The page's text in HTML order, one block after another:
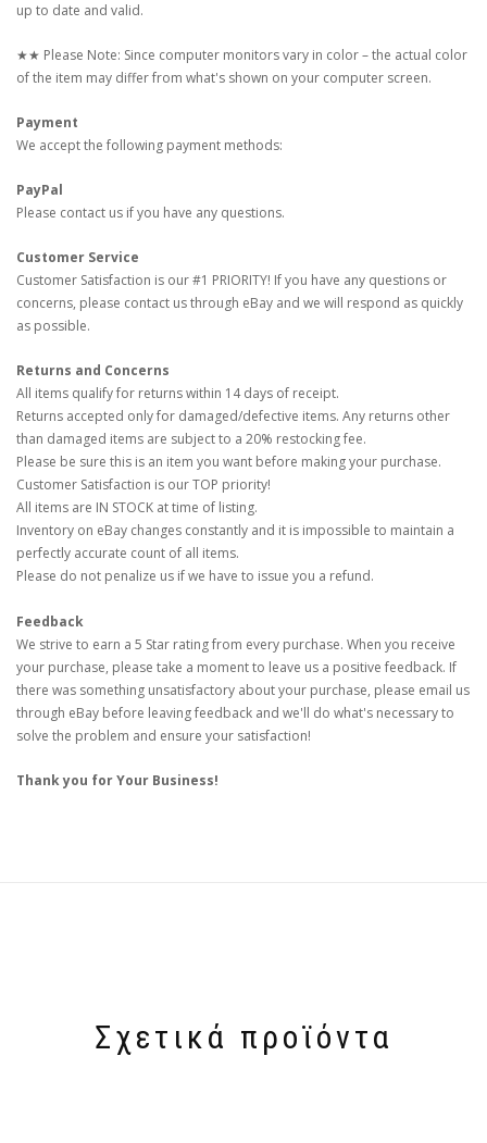
up to date and valid.
★★ Please Note: Since computer monitors vary in color – the actual color
of the item may differ from what's shown on your computer screen.
Payment
We accept the following payment methods:
PayPal
Please contact us if you have any questions.
Customer Service
Customer Satisfaction is our #1 PRIORITY! If you have any questions or
concerns, please contact us through eBay and we will respond as quickly
as possible.
Returns and Concerns
All items qualify for returns within 14 days of receipt.
Returns accepted only for damaged/defective items. Any returns other
than damaged items are subject to a 20% restocking fee.
Please be sure this is an item you want before making your purchase.
Customer Satisfaction is our TOP priority!
All items are IN STOCK at time of listing.
Inventory on eBay changes constantly and it is impossible to maintain a
perfectly accurate count of all items.
Please do not penalize us if we have to issue you a refund.
Feedback
We strive to earn a 5 Star rating from every purchase. When you receive
your purchase, please take a moment to leave us a positive feedback. If
there was something unsatisfactory about your purchase, please email us
through eBay before leaving feedback and we'll do what's necessary to
solve the problem and ensure your satisfaction!
Thank you for Your Business!
Σχετικά προϊόντα